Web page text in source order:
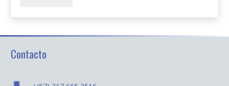
Contacto